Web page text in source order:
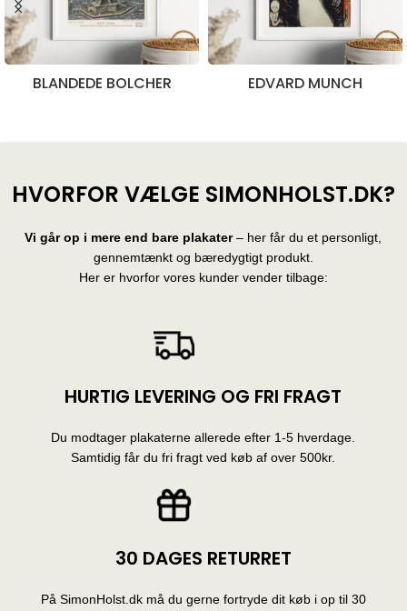
BLANDEDE BOLCHER EDVARD MUNCH
HVORFOR VÆLGE SIMONHOLST.DK?
Vi går op i mere end bare plakater– her får du et personligt,
gennemtænkt og bæredygtigt produkt.
Her er hvorfor vores kunder vender tilbage:
HURTIG LEVERING OG FRI FRAGT
Du modtager plakaterne allerede efter 1-5 hverdage.
Samtidig får du fri fragt ved køb af over 500kr.
30 DAGES RETURRET
På SimonHolst.dk må du gerne fortryde dit køb i op til 30